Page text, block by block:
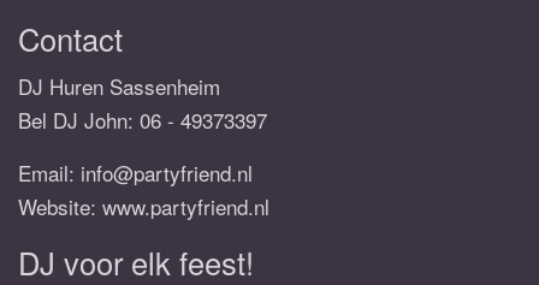
Contact
DJ Huren Sassenheim
Bel DJ John: 06 - 49373397
Email: info@partyfriend.nl
Website: www.partyfriend.nl
DJ voor elk feest!